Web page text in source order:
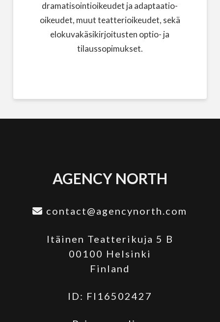
dramatisointioikeudet ja adaptaatio-
oikeudet, muut teatterioikeudet, sekä
elokuvakäsikirjoitusten optio- ja
tilaussopimukset.
AGENCY NORTH
contact@agencynorth.com
Itäinen Teatterikuja 5 B
00100 Helsinki
Finland
ID: FI16502427